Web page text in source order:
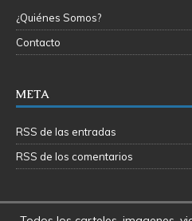
¿Quiénes Somos?
Contacto
META
RSS de las entradas
RSS de los comentarios